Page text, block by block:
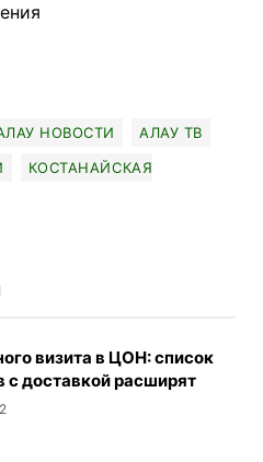
НОВОСТИ
АЛАУ ТВ
КОСТАНАЙСКАЯ
визита в ЦОН: список
с доставкой расширят